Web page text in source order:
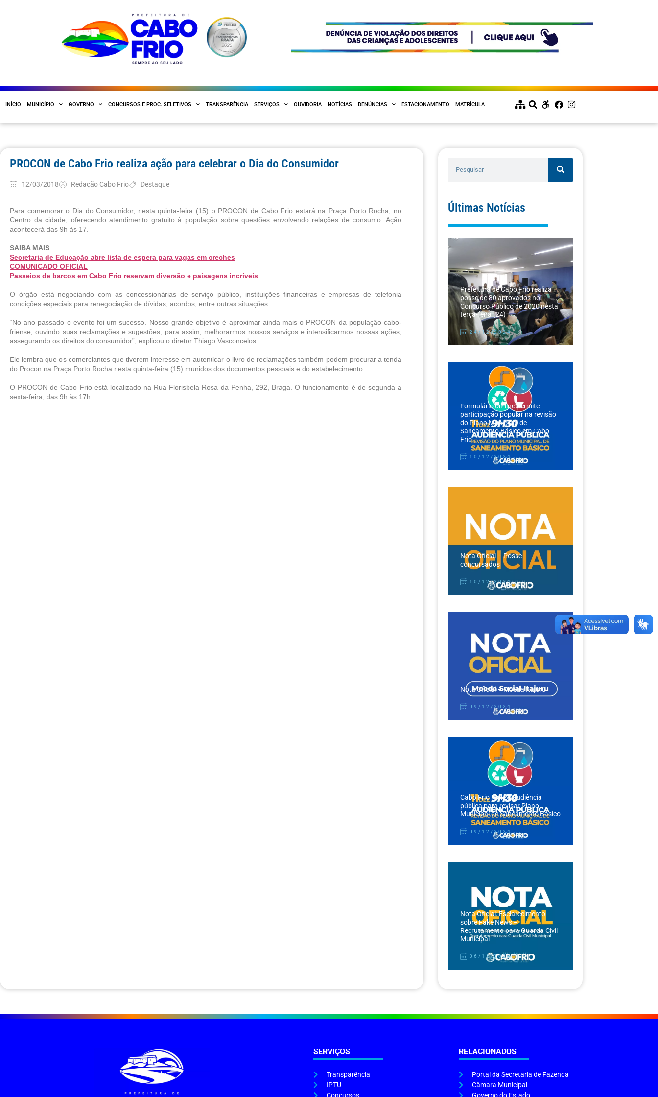
INÍCIO MUNICÍPIO GOVERNO CONCURSOS E PROC. SELETIVOS TRANSPARÊNCIA SERVIÇOS OUVIDORIA NOTÍCIAS DENÚNCIAS ESTACIONAMENTO MATRÍCULA
PROCON de Cabo Frio realiza ação para celebrar o Dia do Consumidor
12/03/2018 Redação Cabo Frio Destaque
Para comemorar o Dia do Consumidor, nesta quinta-feira (15) o PROCON de Cabo Frio estará na Praça Porto Rocha, no
Centro da cidade, oferecendo atendimento gratuito à população sobre questões envolvendo relações de consumo. Ação
acontecerá das 9h às 17.
SAIBA MAIS
Secretaria de Educação abre lista de espera para vagas em creches
COMUNICADO OFICIAL
Passeios de barcos em Cabo Frio reservam diversão e paisagens incríveis
O órgão está negociando com as concessionárias de serviço público, instituições financeiras e empresas de telefonia
condições especiais para renegociação de dívidas, acordos, entre outras situações.
“No ano passado o evento foi um sucesso. Nosso grande objetivo é aproximar ainda mais o PROCON da população cabo-
friense, ouvindo suas reclamações e sugestões, para assim, melhorarmos nossos serviços e intensificarmos nossas ações,
assegurando os direitos do consumidor”, explicou o diretor Thiago Vasconcelos.
Ele lembra que os comerciantes que tiverem interesse em autenticar o livro de reclamações também podem procurar a tenda
do Procon na Praça Porto Rocha nesta quinta-feira (15) munidos dos documentos pessoais e do estabelecimento.
O PROCON de Cabo Frio está localizado na Rua Florisbela Rosa da Penha, 292, Braga. O funcionamento é de segunda a
sexta-feira, das 9h às 17h.
Últimas Notícias
Prefeitura de Cabo Frio realiza
posse de 80 aprovados no
Concurso Público de 2020 nesta
terça-feira (24)
24/12/2024
Formulário on-line permite
participação popular na revisão
do Plano Municipal de
Saneamento Básico em Cabo
Frio
10/12/2024
Nota Oficial – Posse
concursados
10/12/2024
Nota Oficial – Moeda Itajuru
09/12/2024
Cabo Frio realiza audiência
pública para revisar Plano
Municipal de Saneamento Básico
09/12/2024
Nota Oficial: Esclarecimento
sobre Fake News –
Recrutamento para Guarda Civil
Municipal
06/12/2024
SERVIÇOS
Transparência
IPTU
Concursos
RELACIONADOS
Portal da Secretaria de Fazenda
Câmara Municipal
Governo do Estado